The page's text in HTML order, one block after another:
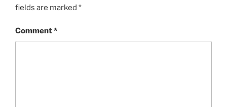
fields are marked *
Comment*